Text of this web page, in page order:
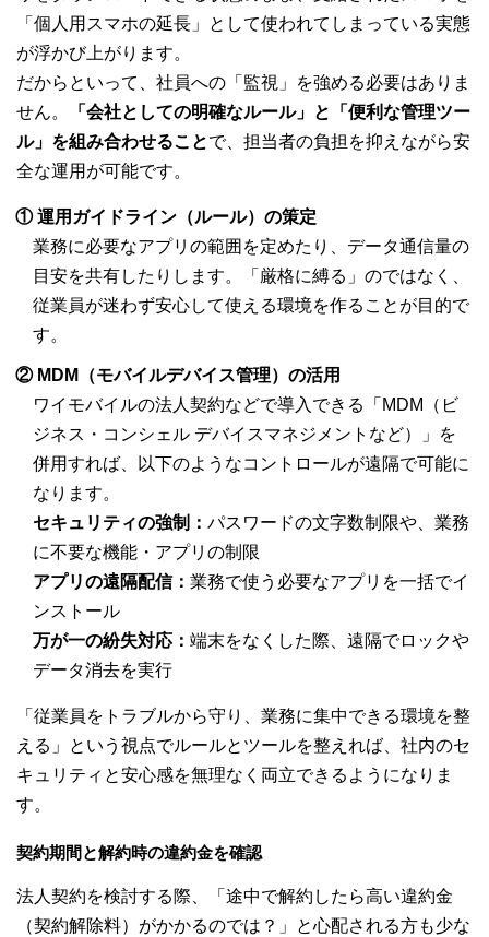
「個人用スマホの延長」として使われてしまっている実態
が浮かび上がります。
だからといって、社員への「監視」を強める必要はありま
せん。
「会社としての明確なルール」と「便利な管理ツー
ル」を組み合わせることで、担当者の負担を抑えながら安
全な運用が可能です。
① 運用ガイドライン（ルール）の策定
業務に必要なアプリの範囲を定めたり、データ通信量の
目安を共有したりします。「厳格に縛る」のではなく、
従業員が迷わず安心して使える環境を作ることが目的で
す。
② MDM（モバイルデバイス管理）の活用
ワイモバイルの法人契約などで導入できる「MDM（ビ
ジネス・コンシェル デバイスマネジメントなど）」を
併用すれば、以下のようなコントロールが遠隔で可能に
なります。
セキュリティの強制： パスワードの文字数制限や、業務
に不要な機能・アプリの制限
アプリの遠隔配信： 業務で使う必要なアプリを一括でイ
ンストール
万が一の紛失対応： 端末をなくした際、遠隔でロックや
データ消去を実行
「従業員をトラブルから守り、業務に集中できる環境を整
える」という視点でルールとツールを整えれば、社内のセ
キュリティと安心感を無理なく両立できるようになりま
す。
契約期間と解約時の違約金を確認
法人契約を検討する際、「途中で解約したら高い違約金
（契約解除料）がかかるのでは？」と心配される方も少な